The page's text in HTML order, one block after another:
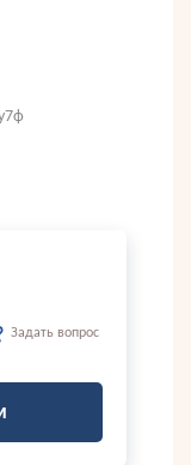
Задать вопрос